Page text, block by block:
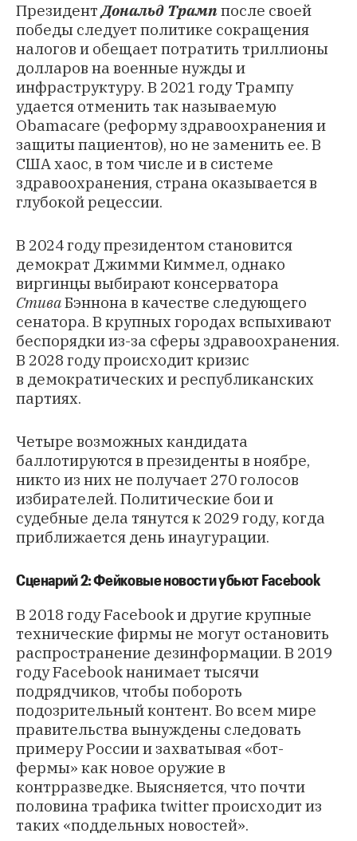
ПрезидентДональд Трамппосле своей
победы следует политике сокращения
налогов и обещает потратить триллионы
долларов на военные нужды и
инфраструктуру. В 2021 году Трампу
удается отменить так называемую
Obamacare (реформу здравоохранения и
защиты пациентов), но не заменить ее. В
США хаос, в том числе и в системе
здравоохранения, страна оказывается в
глубокой рецессии.
В 2024 году президентом становится
демократ Джимми Киммел, однако
виргинцы выбирают консерватора
СтиваБэннона в качестве следующего
сенатора. В крупных городах вспыхивают
беспорядки из-за сферы здравоохранения.
В 2028 году происходит кризис
в демократических и республиканских
партиях.
Четыре возможных кандидата
баллотируются в президенты в ноябре,
никто из них не получает 270 голосов
избирателей. Политические бои и
судебные дела тянутся к 2029 году, когда
приближается день инаугурации.
Сценарий 2: Фейковые новости убьют Facebook
В 2018 году Facebook и другие крупные
технические фирмы не могут остановить
распространение дезинформации. В 2019
году Facebook нанимает тысячи
подрядчиков, чтобы побороть
подозрительный контент. Во всем мире
правительства вынуждены следовать
примеру России и захватывая «бот-
фермы» как новое оружие в
контрразведке. Выясняется, что почти
половина трафика twitter происходит из
таких «поддельных новостей».